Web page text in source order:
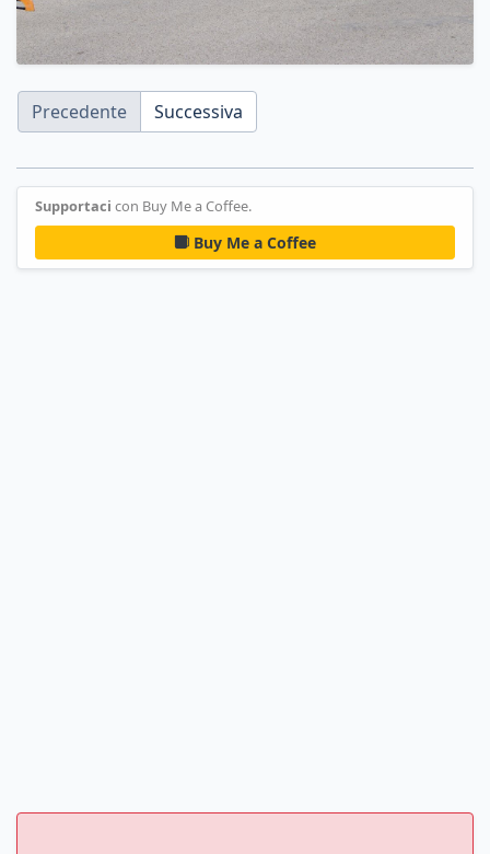
Precedente Successiva
Supportaci con Buy Me a Coffee.
Buy Me a Coffee